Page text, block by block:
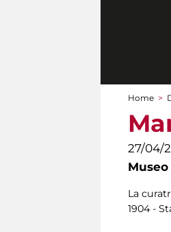
You
Home >
27/04/
La
1904 -